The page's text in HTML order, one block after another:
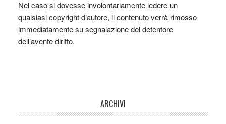
Nel caso si dovesse involontariamente ledere un
qualsiasi copyright d’autore, il contenuto verrà rimosso
immediatamente su segnalazione del detentore
dell’avente diritto.
ARCHIVI